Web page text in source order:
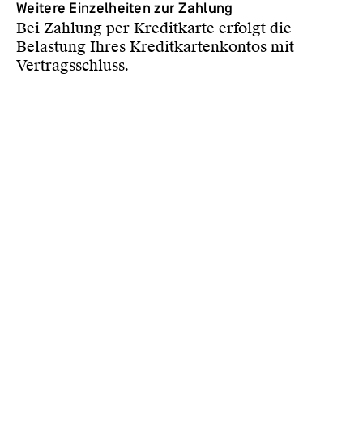
Weitere Einzelheiten zur Zahlung
Bei Zahlung per Kreditkarte erfolgt die
Belastung Ihres Kreditkartenkontos mit
Vertragsschluss.